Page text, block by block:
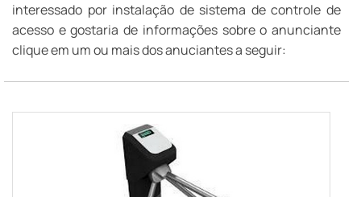
interessado por instalação de sistema de controle de
acesso e gostaria de informações sobre o anunciante
clique em um ou mais dos anuciantes a seguir: